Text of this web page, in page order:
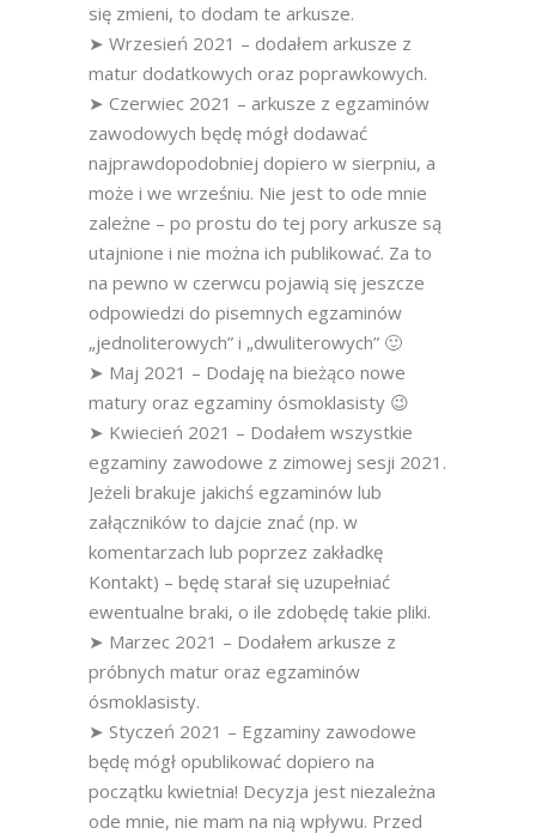
się zmieni, to dodam te arkusze.
➤ Wrzesień 2021 – dodałem arkusze z
matur dodatkowych oraz poprawkowych.
➤ Czerwiec 2021 – arkusze z egzaminów
zawodowych będę mógł dodawać
najprawdopodobniej dopiero w sierpniu, a
może i we wrześniu. Nie jest to ode mnie
zależne – po prostu do tej pory arkusze są
utajnione i nie można ich publikować. Za to
na pewno w czerwcu pojawią się jeszcze
odpowiedzi do pisemnych egzaminów
„jednoliterowych” i „dwuliterowych” 🙂
➤ Maj 2021 – Dodaję na bieżąco nowe
matury oraz egzaminy ósmoklasisty 😉
➤ Kwiecień 2021 – Dodałem wszystkie
egzaminy zawodowe z zimowej sesji 2021.
Jeżeli brakuje jakichś egzaminów lub
załączników to dajcie znać (np. w
komentarzach lub poprzez zakładkę
Kontakt) – będę starał się uzupełniać
ewentualne braki, o ile zdobędę takie pliki.
➤ Marzec 2021 – Dodałem arkusze z
próbnych matur oraz egzaminów
ósmoklasisty.
➤ Styczeń 2021 – Egzaminy zawodowe
będę mógł opublikować dopiero na
początku kwietnia! Decyzja jest niezależna
ode mnie, nie mam na nią wpływu. Przed